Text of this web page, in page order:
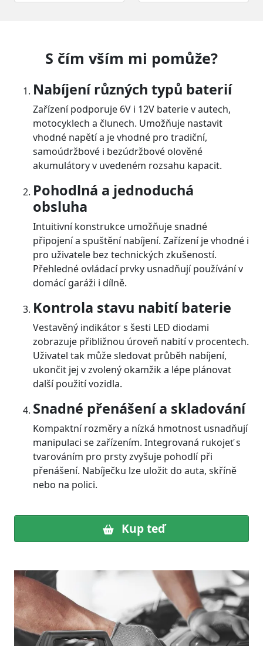
S čím vším mi pomůže?
Nabíjení různých typů baterií
Zařízení podporuje 6V i 12V baterie v autech,
motocyklech a člunech. Umožňuje nastavit
vhodné napětí a je vhodné pro tradiční,
samoúdržbové i bezúdržbové olověné
akumulátory v uvedeném rozsahu kapacit.
Pohodlná a jednoduchá
obsluha
Intuitivní konstrukce umožňuje snadné
připojení a spuštění nabíjení. Zařízení je vhodné i
pro uživatele bez technických zkušeností.
Přehledné ovládací prvky usnadňují používání v
domácí garáži i dílně.
Kontrola stavu nabití baterie
Vestavěný indikátor s šesti LED diodami
zobrazuje přibližnou úroveň nabití v procentech.
Uživatel tak může sledovat průběh nabíjení,
ukončit jej v zvolený okamžik a lépe plánovat
další použití vozidla.
Snadné přenášení a skladování
Kompaktní rozměry a nízká hmotnost usnadňují
manipulaci se zařízením. Integrovaná rukojeť s
tvarováním pro prsty zvyšuje pohodlí při
přenášení. Nabíječku lze uložit do auta, skříně
nebo na polici.
Kup teď